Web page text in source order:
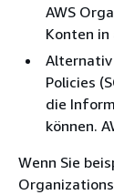
AWS
Konten
Alternativ
Policies
die
können.
Wenn Sie